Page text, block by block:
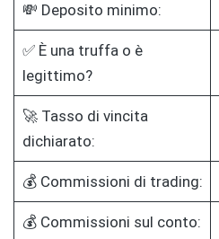
💸 Deposito minimo:
✅ È una truffa o è
legittimo?
🚀 Tasso di vincita
dichiarato:
💰 Commissioni di trading:
💰 Commissioni sul conto: